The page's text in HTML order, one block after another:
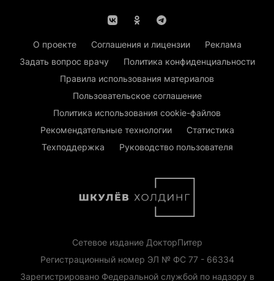
О проекте Соглашения и лицензии
Реклама
Задать вопрос врачу
Политика конфиденциальности
Правила использования материалов
Пользовательское соглашение
Политика использования cookie-файлов
Рекомендательные технологии
Статистика
Техподдержка
Руководство пользователя
Сетевое издание ДокторПитер
Регистрационный номер ЭЛ № ФС 77 - 66334
Зарегистрировано Федеральной службой по надзору в